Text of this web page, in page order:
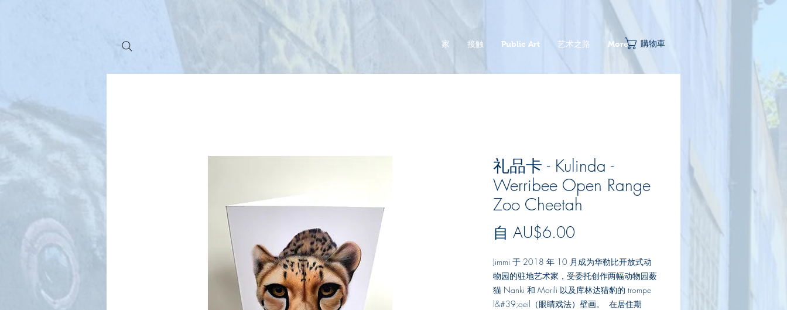
家 接触 Public Art 艺术之路 More 購物車
礼品卡 - Kulinda -
Werribee Open Range
Zoo Cheetah
自 AU$6.00促
銷
價
格
Jimmi 于 2018 年 10 月成为华勒比开放式动
物园的驻地艺术家，受委托创作两幅动物园薮
猫 Nanki 和 Morili 以及库林达猎豹的 trompe
l&#39;oeil（眼睛戏法）壁画。 在居住期